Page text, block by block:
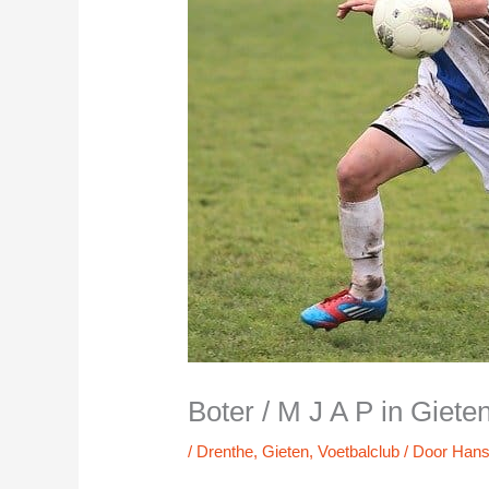
Boter / M J A P in
/ Drenthe,Gieten,Voetbalclub / Door